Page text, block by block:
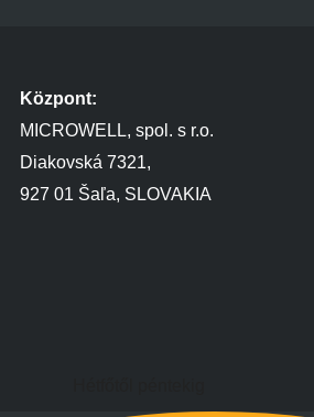
Központ:
MICROWELL, spol. s r.o.
Diakovská 7321,
927 01 Šaľa, SLOVAKIA